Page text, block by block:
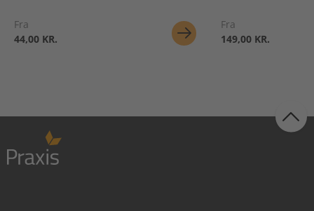
Fra
44,00 KR.
Fra
149,00 KR.